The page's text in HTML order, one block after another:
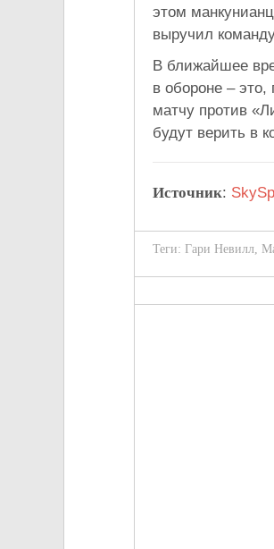
этом
выручил
В ближайшее
в обороне – это,
матчу против
будут верить в
Источник:
Теги: Гари Невилл,